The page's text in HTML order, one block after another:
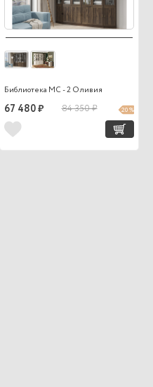
Библиотека МС - 2 Оливия
67 480 ₽ 84 350 ₽ 20 %